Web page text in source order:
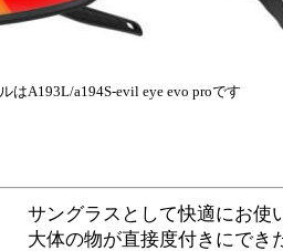
はA193L/a194S-evil eye evo proです
サングラスとして快適にお使
大体の物が直接度付きにでき